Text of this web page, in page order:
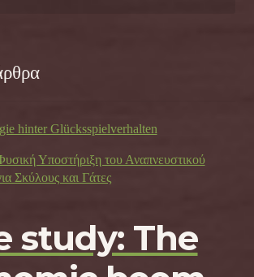
hinter Glücksspielverhalten
Υποστήριξη του Αναπνευστικού
Σκύλους και Γάτες
study: The